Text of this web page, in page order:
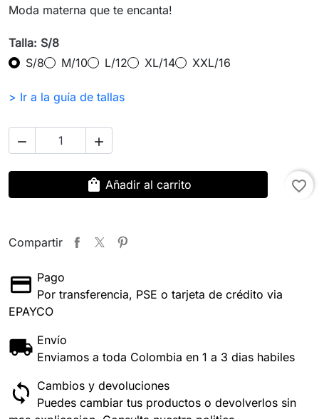
Moda materna que te encanta!
Talla: S/8
S/8
M/10 L/12 XL/14 XXL/16
> Ir a la guía de tallas
 
shopping_bag Añadir al carrito favorite_border
Compartir
Pago
Por transferencia, PSE o tarjeta de crédito via
EPAYCO
Envío
Enviamos a toda Colombia en 1 a 3 dias habiles
Cambios y devoluciones
Puedes cambiar tus productos o devolverlos sin